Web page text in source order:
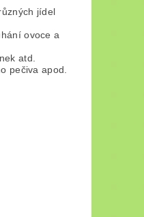
jídel
ovoce a
atd.
pečiva apod.